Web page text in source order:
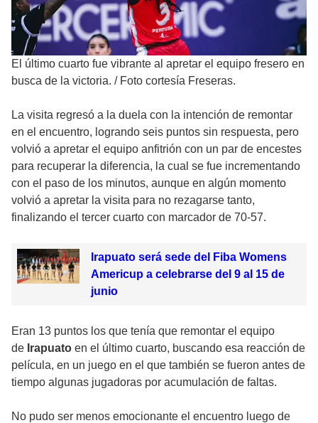
El último cuarto fue vibrante al apretar el equipo fresero en
busca de la victoria. / Foto cortesía Freseras.
La visita regresó a la duela con la intención de remontar
en el encuentro, logrando seis puntos sin respuesta, pero
volvió a apretar el equipo anfitrión con un par de encestes
para recuperar la diferencia, la cual se fue incrementando
con el paso de los minutos, aunque en algún momento
volvió a apretar la visita para no rezagarse tanto,
finalizando el tercer cuarto con marcador de 70-57.
Irapuato será sede del Fiba Womens
Americup a celebrarse del 9 al 15 de
junio
Eran 13 puntos los que tenía que remontar el equipo
de Irapuato en el último cuarto, buscando esa reacción de
película, en un juego en el que también se fueron antes de
tiempo algunas jugadoras por acumulación de faltas.
No pudo ser menos emocionante el encuentro luego de